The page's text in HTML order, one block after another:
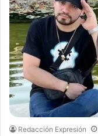
Redacción Expresión